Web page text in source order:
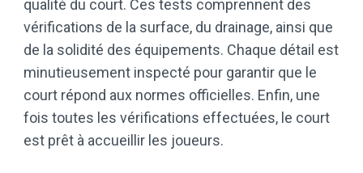
qualité du court. Ces tests comprennent des
vérifications de la surface, du drainage, ainsi que
de la solidité des équipements. Chaque détail est
minutieusement inspecté pour garantir que le
court répond aux normes officielles. Enfin, une
fois toutes les vérifications effectuées, le court
est prêt à accueillir les joueurs.